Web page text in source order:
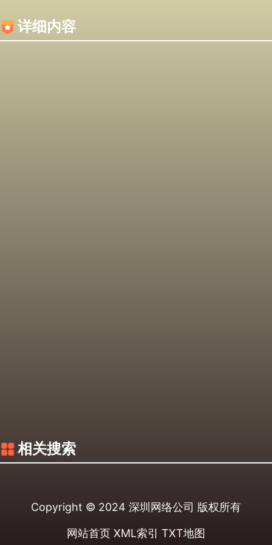
详细内容
相关搜索
Copyright © 2024 深圳网络公司 版权所有
网站首页 XML索引 TXT地图